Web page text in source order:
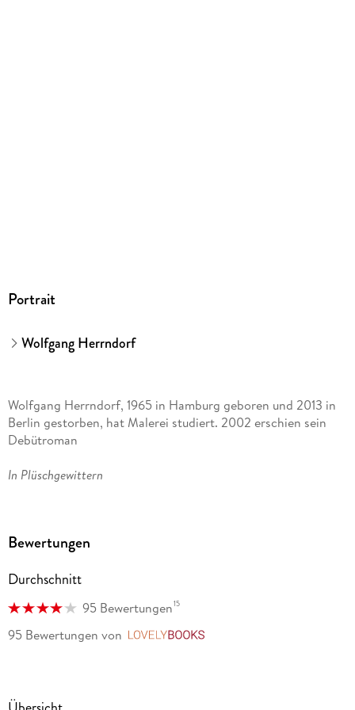
Portrait
Wolfgang Herrndorf
Wolfgang Herrndorf, 1965 in Hamburg geboren und 2013 in
Berlin gestorben, hat Malerei studiert. 2002 erschien sein
Debütroman
In Plüschgewittern
Diesseits des Van-Allen-Gürtels
, 2010 und 2011 folgten die Romane
Tschick
Bewertungen
Durchschnitt
95 Bewertungen15
95 Bewertungen von